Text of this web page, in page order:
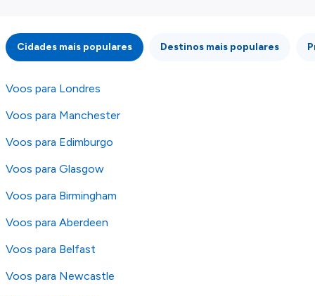
integridade ou pela precisão da informação
publicada, por isso verifique com atenção todas
as condições no website do parceiro antes de
fazer uma reserva. Para mais detalhes verifique
os nossos
Cidades mais populares Destinos mais populares
Voos para Londres
Voos para Manchester
Voos para Edimburgo
Voos para Glasgow
Voos para Birmingham
Voos para Aberdeen
Voos para Belfast
Voos para Newcastle